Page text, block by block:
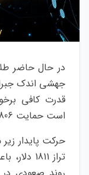
در حال حاضر
جهشی اندک
است حمایت 1806 دلاری امروز نقشی کلیدی ایفا می کند.
تراز